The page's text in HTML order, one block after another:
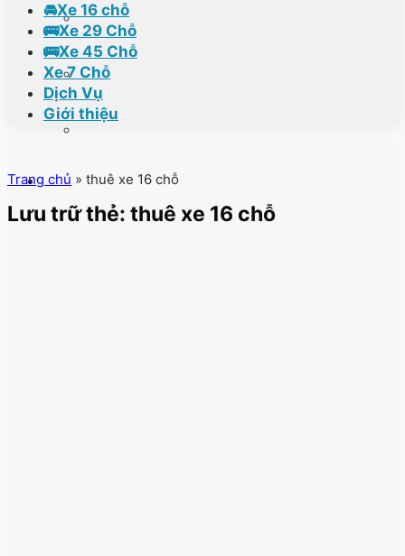
🚘Xe 16 chỗ
🚌Xe 29 Chỗ
🚌Xe 45 Chỗ
Xe 7 Chỗ
Dịch Vụ
Giới thiệu
Trang chủ » thuê xe 16 chỗ
Lưu trữ thẻ: thuê xe 16 chỗ